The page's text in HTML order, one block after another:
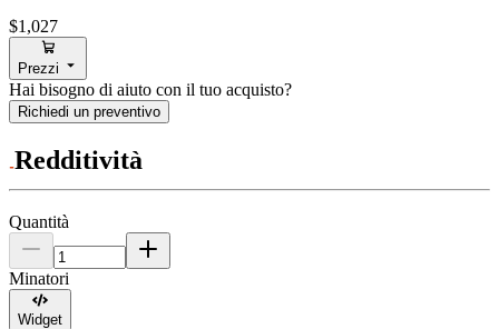
$1,027
Prezzi
Hai bisogno di aiuto con il tuo acquisto?
Richiedi un preventivo
Redditività
Quantità
Minatori
Widget